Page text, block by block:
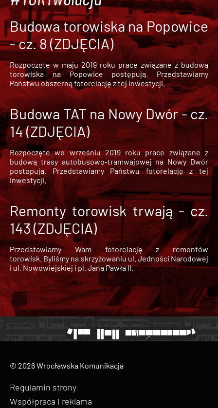
Budowa torowiska na Popowice
- cz. 8 (ZDJĘCIA)
Rozpoczęte w maju 2019 roku prace związane z budową
torowiska na Popowice
postępują. Przedstawiamy
Państwu obszerną fotorelację z tej inwestycji.
Budowa TAT na Nowy Dwór - cz.
14 (ZDJĘCIA)
Rozpoczęte we wrześniu 2019 roku prace związane z
budową trasy autobusowo-tramwajowej na Nowy Dwór
postępują. Przedstawiamy Państwu fotorelację z tej
inwestycji.
Remonty torowisk trwają - cz.
143 (ZDJĘCIA)
Przedstawiamy Wam fotorelację z remontów
torowisk. Byliśmy na skrzyżowaniu ul. Jedności Narodowej
i ul. Nowowiejskiej i pl. Jana Pawła II.
© 2026 Wrocławska Komunikacja
Regulamin strony
Współpraca i reklama